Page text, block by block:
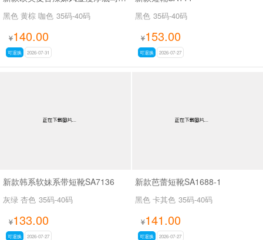
黑色 黄棕 咖色 35码-40码
¥140.00
可退换 2026-07-31
黑色 35码-40码
¥153.00
可退换 2026-07-27
新款韩系软妹系带短靴SA7136
灰绿 杏色 35码-40码
¥133.00
可退换 2026-07-27
新款芭蕾短靴SA1688-1
黑色 卡其色 35码-40码
¥141.00
可退换 2026-07-27